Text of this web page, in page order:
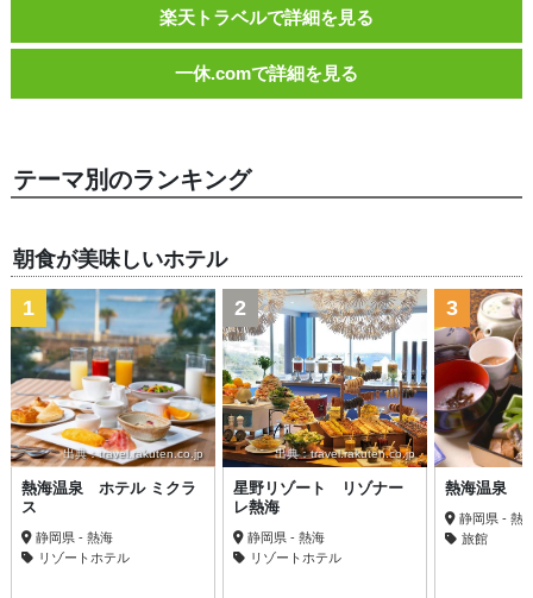
楽天トラベルで詳細を見る
一休.comで詳細を見る
テーマ別のランキング
朝食が美味しいホテル
出典：travel.rakuten.co.jp
1
熱海温泉 ホテル ミクラ
ス
静岡県 - 熱海
リゾートホテル
出典：travel.rakuten.co.jp
2
星野リゾート リゾナー
レ熱海
静岡県 - 熱海
リゾートホテル
3
熱海温泉
静岡県 - 熱
旅館